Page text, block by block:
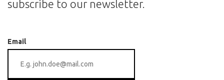
subscribe to our newsletter.
Email